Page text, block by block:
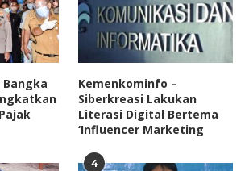
Kemenkominfo –
Siberkreasi Lakukan
Literasi Digital Bertema
‘Influencer Marketing
4